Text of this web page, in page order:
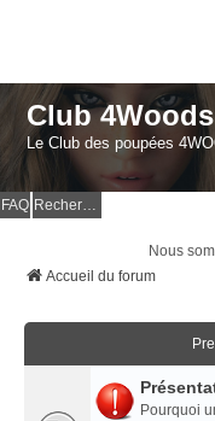
Club 4Woods
Le Club des poupées
FAQ
Nous
Accueil du forum
Pourquoi